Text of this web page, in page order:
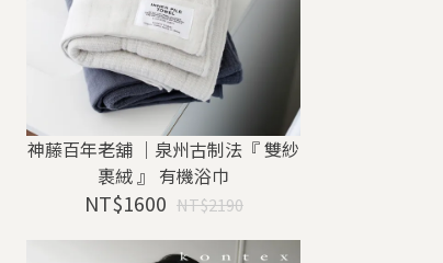
神藤百年老舖 ｜泉州古制法『 雙紗
裹絨 』 有機浴巾
NT$1600 NT$2190